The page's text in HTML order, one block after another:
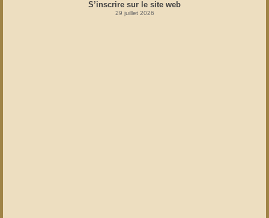
S’inscrire sur le site web
29 juillet 2026